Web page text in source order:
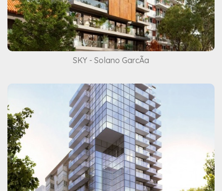
SKY - Solano GarcÃ­a